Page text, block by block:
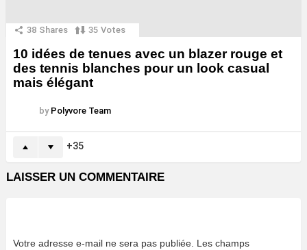
38 Shares 35 Votes
10 idées de tenues avec un blazer rouge et
des tennis blanches pour un look casual
mais élégant
by Polyvore Team
35
LAISSER UN COMMENTAIRE
Votre adresse e-mail ne sera pas publiée. Les champs